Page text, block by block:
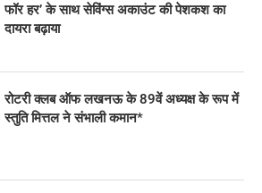
फॉर हर’ के साथ सेविंग्स अकाउंट की पेशकश का
दायरा बढ़ाया
रोटरी क्लब ऑफ लखनऊ के 89वें अध्यक्ष के रूप में
स्तुति मित्तल ने संभाली कमान*